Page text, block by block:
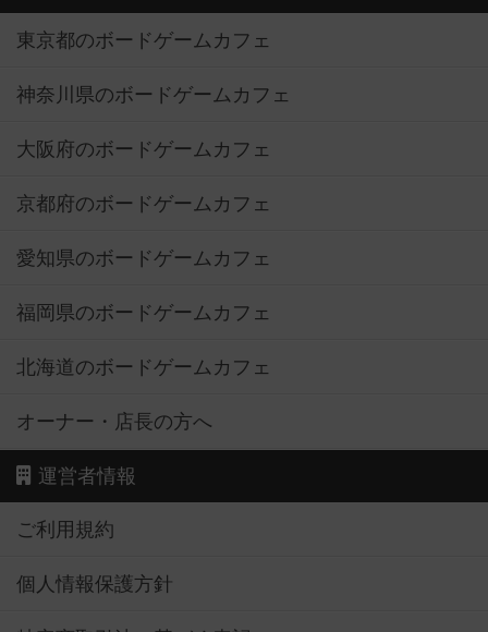
東京都のボードゲームカフェ
神奈川県のボードゲームカフェ
大阪府のボードゲームカフェ
京都府のボードゲームカフェ
愛知県のボードゲームカフェ
福岡県のボードゲームカフェ
北海道のボードゲームカフェ
オーナー・店長の方へ
運営者情報
ご利用規約
個人情報保護方針